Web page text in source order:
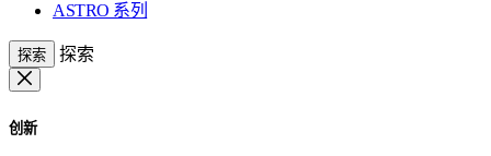
ASTRO 系列
探索 探索
创新